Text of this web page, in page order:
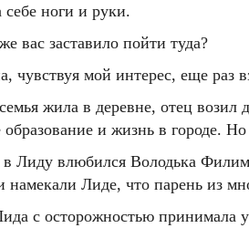
ноги и руки.
вас заставило пойти туда?
чувствуя мой интерес, еще раз
жила в деревне, отец возил
и жизнь в городе.
в Лиду влюбился Володька
намекали Лиде, что парень из
с осторожностью принимала